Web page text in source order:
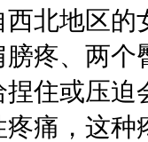
北地区
膀疼、两
住或压
痛，这